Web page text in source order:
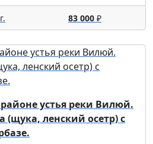
г. 83 000₽
устья реки Вилюй.
(щука, ленский осетр) с